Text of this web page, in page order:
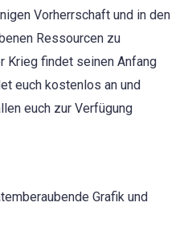
Vorherrschaft und in den
Ressourcen zu
Krieg findet seinen Anfang
euch kostenlos an und
euch zur Verfügung
Grafik und